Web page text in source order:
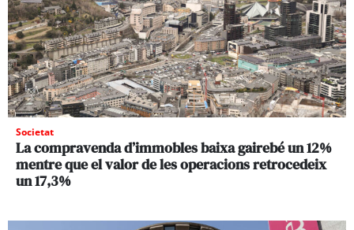
Societat
La compravenda d’immobles baixa gairebé un 12%
mentre que el valor de les operacions retrocedeix
un 17,3%